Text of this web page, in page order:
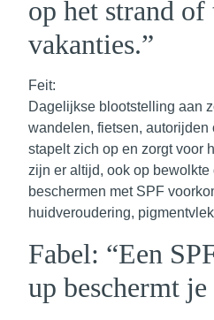
op het strand
vakanties.”
Feit:
Dagelijkse blootstelling aan
wandelen, fietsen,
stapelt zich op en zorgt voor
zijn er altijd, ook op
beschermen met SPF
huidveroudering,
Fabel: “Een
up beschermt je